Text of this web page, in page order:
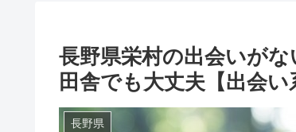
長野県栄村の出会いが
田舎でも大丈夫【出会
長野県